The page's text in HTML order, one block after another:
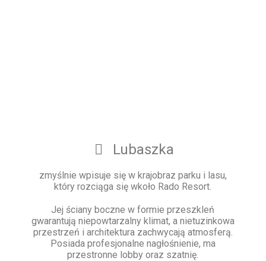
Lubaszka
zmyślnie wpisuje się w krajobraz parku i lasu,
który rozciąga się wkoło Rado Resort.
Jej ściany boczne w formie przeszkleń
gwarantują niepowtarzalny klimat, a nietuzinkowa
przestrzeń i architektura zachwycają atmosferą.
Posiada profesjonalne nagłośnienie, ma
przestronne lobby oraz szatnię.